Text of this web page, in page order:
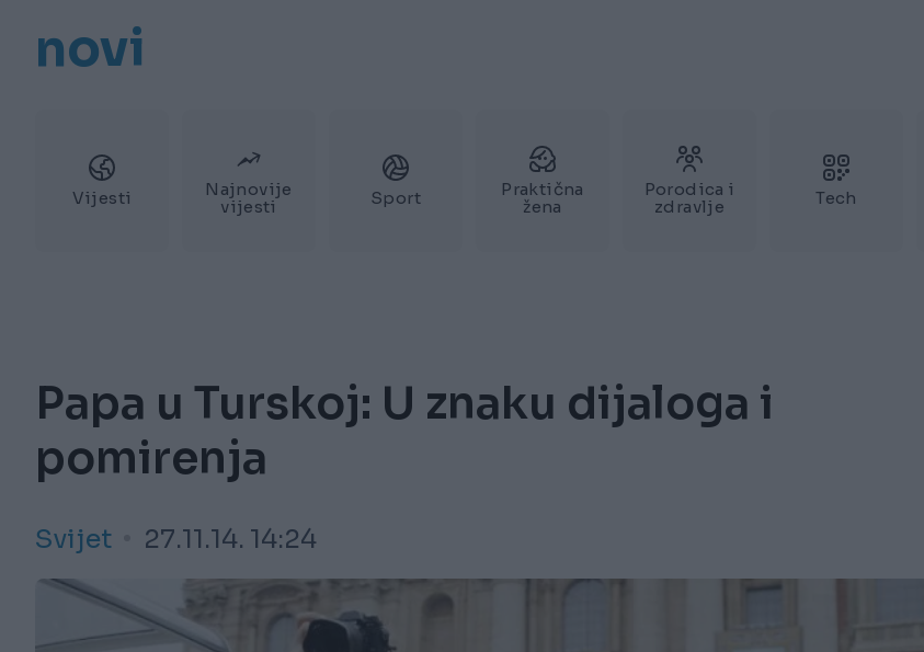
novi
Vijesti
Najnovije
vijesti
Sport
Praktična
žena
Porodica i
zdravlje
Tech
Papa u Turskoj: U znaku dijaloga i
pomirenja
Svijet 27.11.14. 14:24